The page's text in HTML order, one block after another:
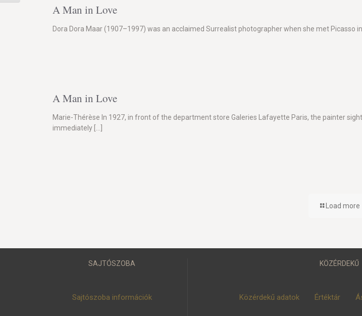
A Man in Love
Dora Dora Maar (1907–1997) was an acclaimed Surrealist photographer when she met
A Man in Love
Marie-Thérèse In 1927, in front of the department store Galeries Lafayette Paris, the painter
immediately
Load more
SAJTÓSZOBA
Sajtószoba információk
KÖZÉRDEKŰ
Közérdekű adatok Értéktár